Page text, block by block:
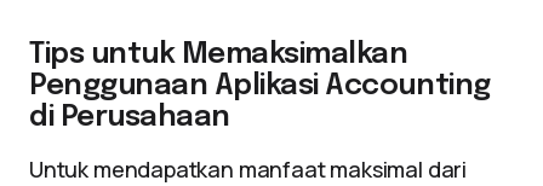
Tips untuk Memaksimalkan
Penggunaan Aplikasi Accounting
di Perusahaan
Untuk mendapatkan manfaat maksimal dari